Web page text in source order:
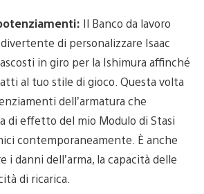
Il Banco da lavoro
di personalizzare Isaac
in giro per la Ishimura affinché
al tuo stile di gioco. Questa volta
dell’armatura che
di effetto del mio Modulo di Stasi
contemporaneamente. È anche
i danni dell’arma, la capacità delle
di ricarica.